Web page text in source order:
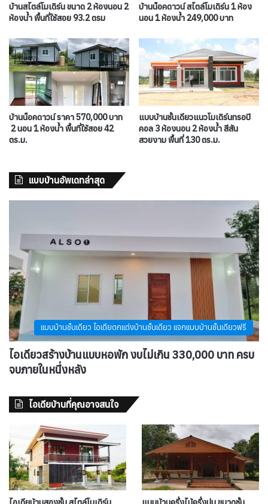
บ้านสไตล์โมเดิร์น ขนาด 2 ห้องนอน 2
ห้องน้ำ พื้นที่ใช้สอย 93.2 ตรม
บ้านน็อคดาวน์ สไตล์โมเดิร์น 1 ห้อง
นอน 1 ห้องน้ำ 249,000 บาท
บ้านน็อคดาวน์ ราคา 570,000 บาท
2 นอน 1 ห้องน้ำ พื้นที่ใช้สอย 42
ตร.ม.
แบบบ้านชั้นเดียวแนวโมเดิร์นทรอปิ
คอล 3 ห้องนอน 2 ห้องน้ำ สีสัน
สวยงาม พื้นที่ 130 ตร.ม.
แบบบ้านอัพเดทล่าสุด
แบบบ้านชั้นเดียว ไอเดียตกแต่งบ้านชั้นเดียว แจกแบบบ้านชั้นเดียวฟรี
ไอเดียวสร้างบ้านแบบหอพัก งบไม่เกิน 330,000 บาท ครบ
จบภายในหนึ่งหลัง
ไอเดียบ้านที่คุณอาจสนใจ